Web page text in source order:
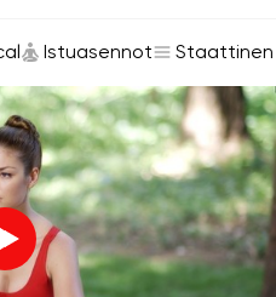
Istuasennot Staattinen